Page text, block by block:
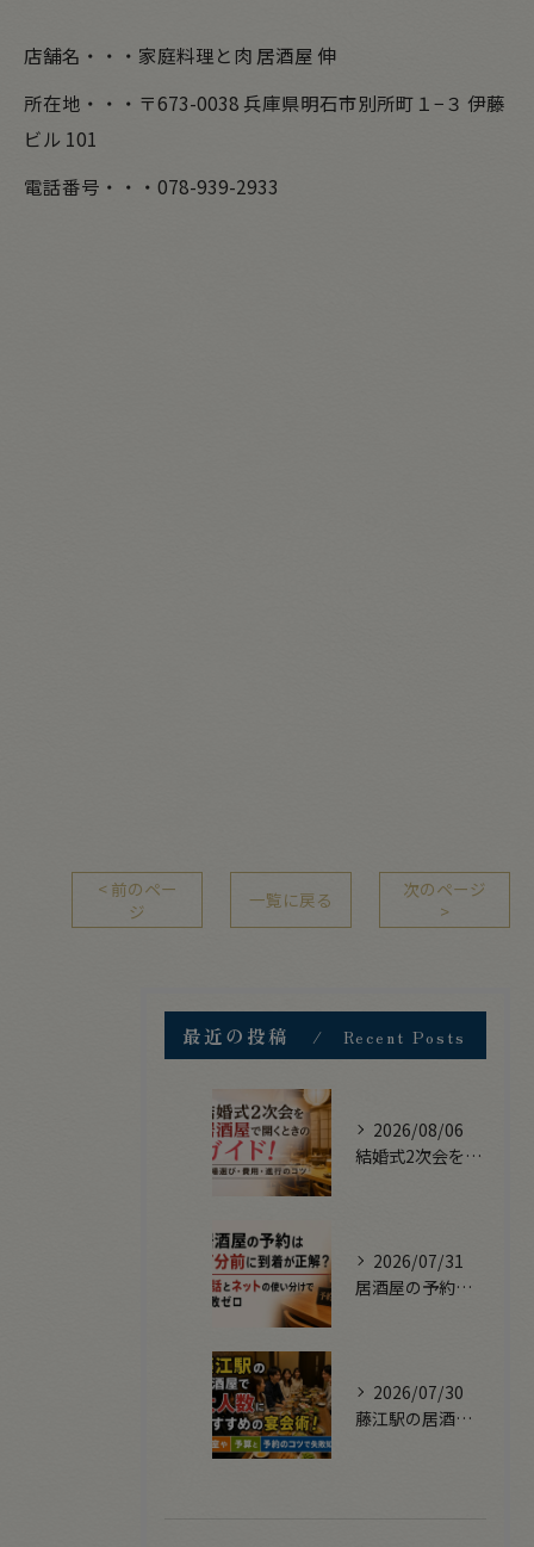
店舗名・・・家庭料理と肉 居酒屋 伸
所在地・・・〒673-0038 兵庫県明石市別所町１−３ 伊藤
ビル 101
電話番号・・・078-939-2933
< 前のペー
ジ
一覧に戻る
次のページ
>
最近の投稿 Recent Posts
2026/08/06
結婚式2次会を居酒屋で開くときのガイド！会場選び・費用・進行のコツ
2026/07/31
居酒屋の予約は何分前に到着が正解？電話とネットの使い分けで失敗ゼロ
2026/07/30
藤江駅の居酒屋で大人数におすすめの宴会術！個室や予算と予約のコツで失敗知らず